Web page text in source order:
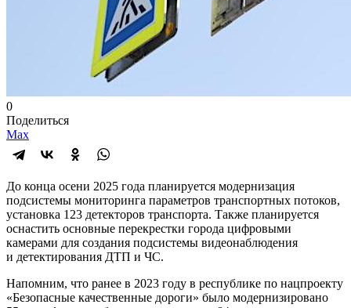
0
Поделиться
Max
До конца осени 2025 года планируется модернизация
подсистемы мониторинга параметров транспортных потоков,
установка 123 детекторов транспорта. Также планируется
оснастить основные перекрестки города цифровыми
камерами для создания подсистемы видеонаблюдения
и детектирования ДТП и ЧС.
Напомним, что ранее в 2023 году в республике по нацпроекту
«Безопасные качественные дороги» было модернизировано